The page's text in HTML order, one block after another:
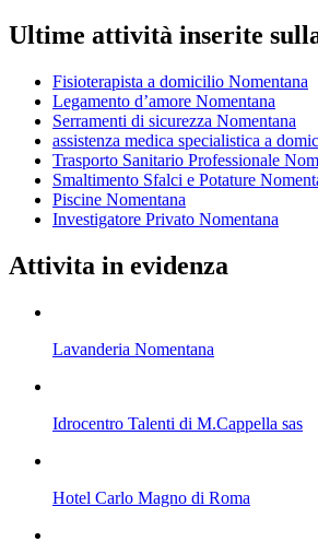
Ultime attività inserite
Fisioterapista a domicilio Nomentana
Legamento d’amore Nomentana
Serramenti di sicurezza Nomentana
assistenza medica specialistica a
Trasporto Sanitario Professionale
Smaltimento Sfalci e Potature
Piscine Nomentana
Investigatore Privato Nomentana
Attivita in evidenza
Lavanderia Nomentana
Idrocentro Talenti di M.Cappella sas‎
Hotel Carlo Magno di Roma